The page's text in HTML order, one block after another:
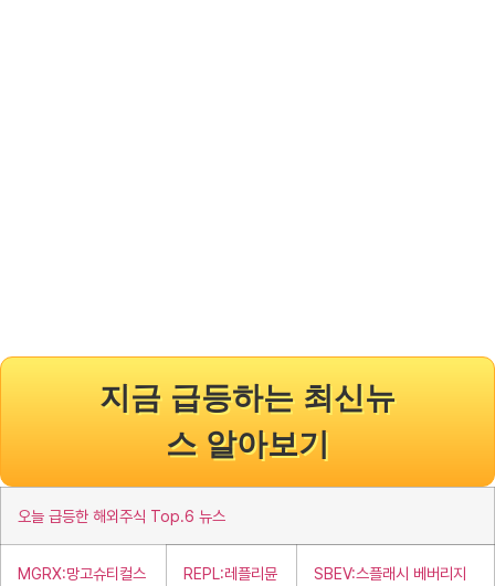
지금 급등하는 최신뉴
스 알아보기
오늘 급등한 해외주식 Top.6 뉴스
MGRX:망고슈티컬스
REPL:레플리뮨
SBEV:스플래시 베버리지